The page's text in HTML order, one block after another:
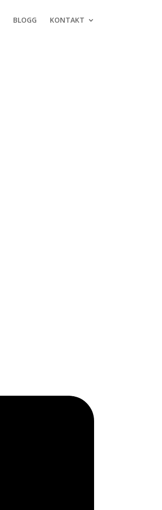
BLOGG KONTAKT